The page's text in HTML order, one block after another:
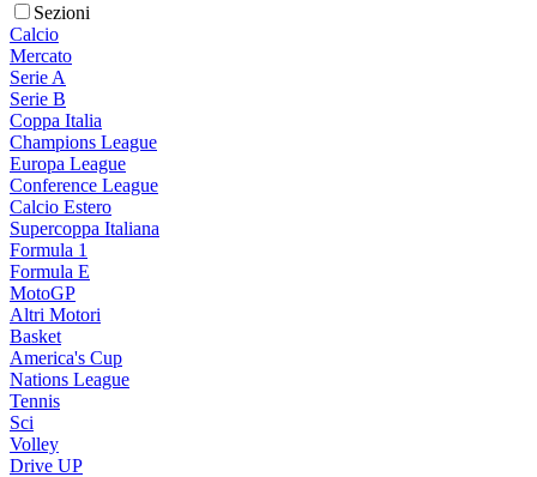
Sezioni
Calcio
Mercato
Serie A
Serie B
Coppa Italia
Champions League
Europa League
Conference League
Calcio Estero
Supercoppa Italiana
Formula 1
Formula E
MotoGP
Altri Motori
Basket
America's Cup
Nations League
Tennis
Sci
Volley
Drive UP